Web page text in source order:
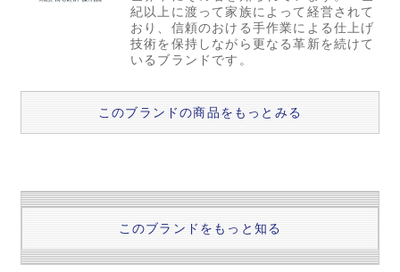
紀以上に渡って家族によって経営されて
おり、信頼のおける手作業による仕上げ
技術を保持しながら更なる革新を続けて
いるブランドです。
このブランドの商品をもっとみる
このブランドをもっと知る